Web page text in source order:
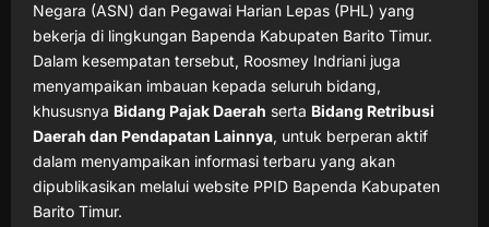
Negara (ASN) dan Pegawai Harian Lepas (PHL) yang
bekerja di lingkungan Bapenda Kabupaten Barito Timur.
Dalam kesempatan tersebut, Roosmey Indriani juga
menyampaikan imbauan kepada seluruh bidang,
khususnya Bidang Pajak Daerah serta Bidang Retribusi
Daerah dan Pendapatan Lainnya, untuk berperan aktif
dalam menyampaikan informasi terbaru yang akan
dipublikasikan melalui website PPID Bapenda Kabupaten
Barito Timur.